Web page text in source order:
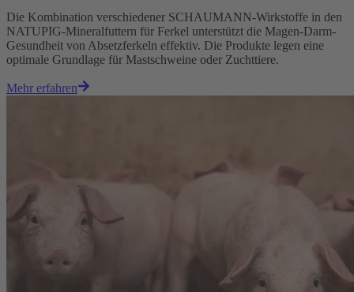
Die Kombination verschiedener SCHAUMANN-Wirkstoffe in den
NATUPIG-Mineralfuttern für Ferkel unterstützt die Magen-Darm-
Gesundheit von Absetzferkeln effektiv. Die Produkte legen eine
optimale Grundlage für Mastschweine oder Zuchttiere.
Mehr erfahren